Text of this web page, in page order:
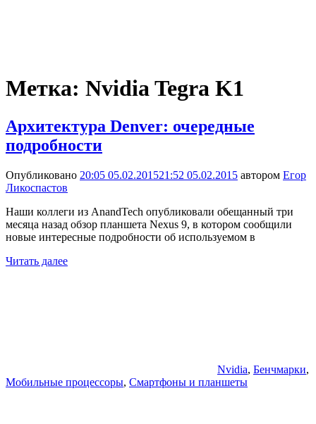
Метка: Nvidia Tegra K1
Архитектура Denver: очередные
подробности
Опубликовано 20:05 05.02.201521:52 05.02.2015 автором Егор
Ликоспастов
Наши коллеги из AnandTech опубликовали обещанный три
месяца назад обзор планшета Nexus 9, в котором сообщили
новые интересные подробности об используемом в
Читать далее
Nvidia, Бенчмарки,
Мобильные процессоры, Смартфоны и планшеты